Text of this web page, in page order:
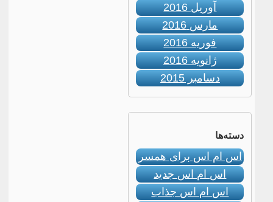
آوریل 2016
مارس 2016
فوریه 2016
ژانویه 2016
دسامبر 2015
دسته‌ها
اس ام اس برای همسر
اس ام اس جدید
اس ام اس جذاب